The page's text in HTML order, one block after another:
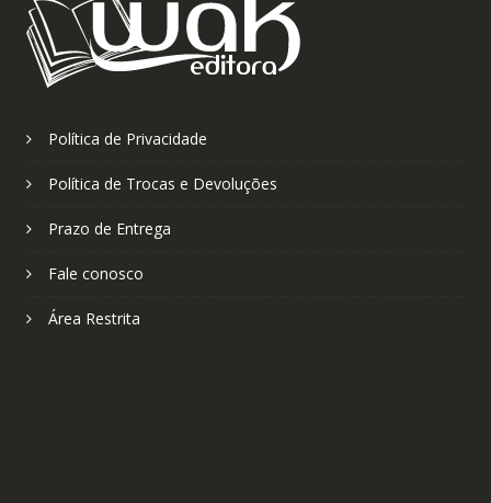
Política de Privacidade
Política de Trocas e Devoluções
Prazo de Entrega
Fale conosco
Área Restrita